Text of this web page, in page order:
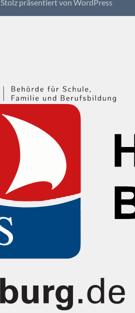
Stolz präsentiert von WordPress